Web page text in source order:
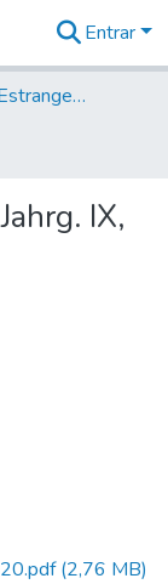
Entrar
Jornais em Língua Estrangeira
IX,
(2,76 MB)